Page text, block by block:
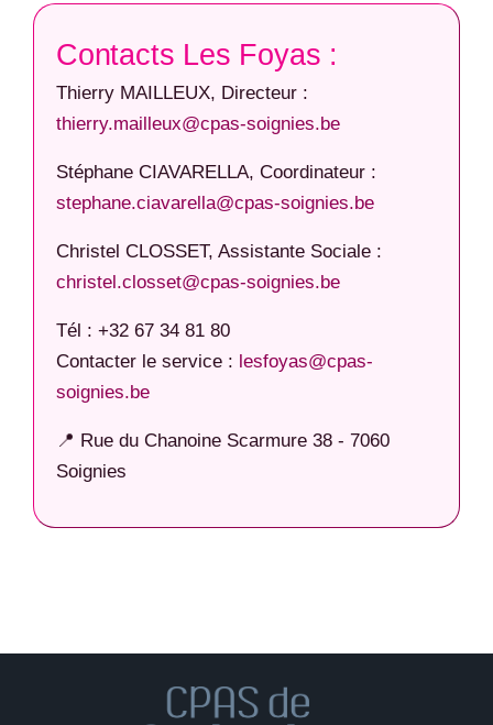
Contacts Les Foyas :
Thierry MAILLEUX, Directeur :
thierry.mailleux@cpas-soignies.be
Stéphane CIAVARELLA, Coordinateur :
stephane.ciavarella@cpas-soignies.be
Christel CLOSSET, Assistante Sociale :
christel.closset@cpas-soignies.be
Tél : +32 67 34 81 80
Contacter le service : lesfoyas@cpas-
soignies.be
📍 Rue du Chanoine Scarmure 38 - 7060
Soignies